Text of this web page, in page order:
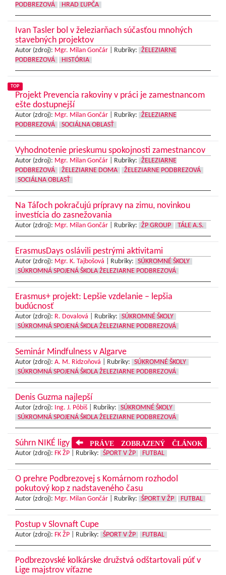
PODBREZOVÁ
HRAD ĽUPČA
Ivan Tasler bol v železiarňach súčasťou mnohých
stavebných projektov
Autor (zdroj): Mgr. Milan Gončár Rubriky:
ŽELEZIARNE
PODBREZOVÁ
HISTÓRIA
TOP
Projekt Prevencia rakoviny v práci je zamestnancom
ešte dostupnejší
Autor (zdroj): Mgr. Milan Gončár Rubriky:
ŽELEZIARNE
PODBREZOVÁ
SOCIÁLNA OBLASŤ
Vyhodnotenie prieskumu spokojnosti zamestnancov
Autor (zdroj): Mgr. Milan Gončár Rubriky:
ŽELEZIARNE
PODBREZOVÁ
ŽELEZIARNE DOMA
ŽELEZIARNE PODBREZOVÁ
SOCIÁLNA OBLASŤ
Na Táľoch pokračujú prípravy na zimu, novinkou
investícia do zasnežovania
Autor (zdroj): Mgr. Milan Gončár Rubriky: ŽP GROUP TÁLE A.S.
ErasmusDays oslávili pestrými aktivitami
Autor (zdroj): Mgr. K. Tajbošová Rubriky:
SÚKROMNÉ ŠKOLY
SÚKROMNÁ SPOJENÁ ŠKOLA ŽELEZIARNE PODBREZOVÁ
Erasmus+ projekt: Lepšie vzdelanie – lepšia
budúcnosť
Autor (zdroj): R. Dovalová Rubriky:
SÚKROMNÉ ŠKOLY
SÚKROMNÁ SPOJENÁ ŠKOLA ŽELEZIARNE PODBREZOVÁ
Seminár Mindfulness v Algarve
Autor (zdroj): A. M. Ridzoňová Rubriky:
SÚKROMNÉ ŠKOLY
SÚKROMNÁ SPOJENÁ ŠKOLA ŽELEZIARNE PODBREZOVÁ
Denis Guzma najlepší
Autor (zdroj): Ing. J. Pôbiš Rubriky:
SÚKROMNÉ ŠKOLY
SÚKROMNÁ SPOJENÁ ŠKOLA ŽELEZIARNE PODBREZOVÁ
Súhrn NIKÉ ligy PRÁVE ZOBRAZENÝ ČLÁNOK
Autor (zdroj): FK ŽP Rubriky: ŠPORT V ŽP FUTBAL
O prehre Podbrezovej s Komárnom rozhodol
pokutový kop z nadstaveného času
Autor (zdroj): Mgr. Milan Gončár Rubriky: ŠPORT V ŽP FUTBAL
Postup v Slovnaft Cupe
Autor (zdroj): FK ŽP Rubriky: ŠPORT V ŽP FUTBAL
Podbrezovské kolkárske družstvá odštartovali púť v
Lige majstrov víťazne